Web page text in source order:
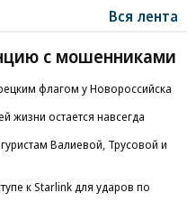
Вся лента
с мошенниками
флагом у Новороссийска
остается навсегда
Валиевой, Трусовой и
к Starlink для ударов по